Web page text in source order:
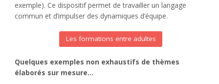
exemple). Ce dispositif permet de travailler un langage
commun et d’impulser des dynamiques d’équipe.
Les formations entre adultes
Quelques exemples non exhaustifs de thèmes
élaborés sur mesure…